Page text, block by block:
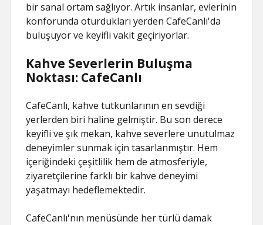
bir sanal ortam sağlıyor. Artık insanlar, evlerinin
konforunda oturdukları yerden CafeCanlı'da
buluşuyor ve keyifli vakit geçiriyorlar.
Kahve Severlerin Buluşma
Noktası: CafeCanlı
CafeCanlı, kahve tutkunlarının en sevdiği
yerlerden biri haline gelmiştir. Bu son derece
keyifli ve şık mekan, kahve severlere unutulmaz
deneyimler sunmak için tasarlanmıştır. Hem
içeriğindeki çeşitlilik hem de atmosferiyle,
ziyaretçilerine farklı bir kahve deneyimi
yaşatmayı hedeflemektedir.
CafeCanlı'nın menüsünde her türlü damak